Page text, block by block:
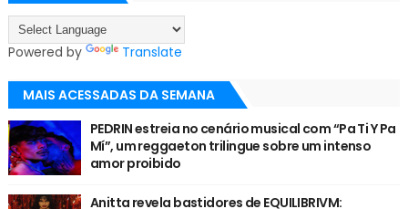
Powered by Translate
MAIS ACESSADAS DA SEMANA
PEDRIN estreia no cenário musical com “Pa Ti Y Pa
Mí”, um reggaeton trilingue sobre um intenso
amor proibido
Anitta revela bastidores de EQUILIBRIVM: